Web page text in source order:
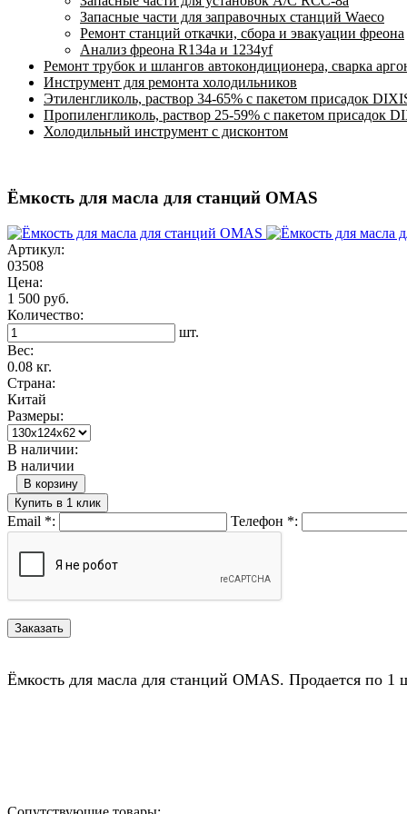
Запасные части для заправочных станций Waeco
Ремонт станций откачки, сбора и эвакуации фреона
Анализ фреона R134a и 1234yf
Ремонт трубок и шлангов автокондиционера, сварка
Инструмент для ремонта холодильников
Этиленгликоль, раствор 34-65% с пакетом присадок
Пропиленгликоль, раствор 25-59% с пакетом присадок
Холодильный инструмент с дисконтом
Ёмкость для масла для станций OMAS
Артикул:
03508
Цена:
1 500 руб.
Количество:
шт.
Вес:
0.08 кг.
Страна:
Китай
Размеры:
В наличии:
В наличии
В корзину
Купить в 1 клик
Email *: Телефон *:
Ёмкость для масла для станций OMAS. Продается по 1